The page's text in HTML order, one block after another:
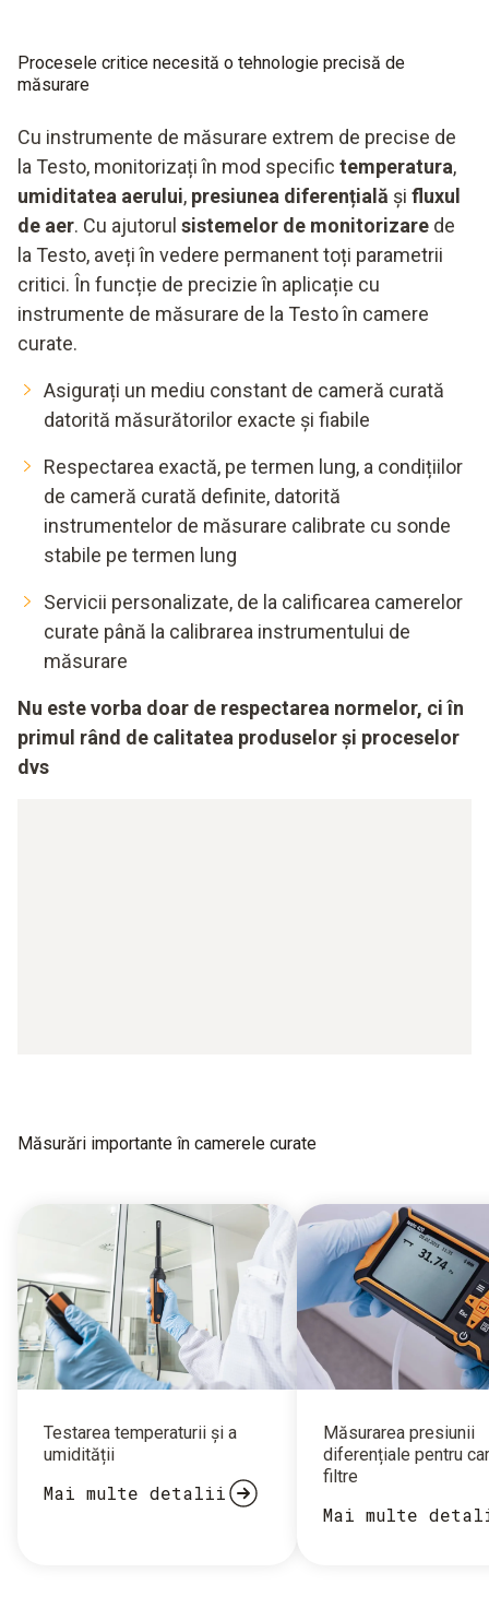
Procesele critice necesită o tehnologie precisă de
măsurare
Cu instrumente de măsurare extrem de precise de
la Testo, monitorizați în mod specific temperatura,
umiditatea aerului, presiunea diferențială și fluxul
de aer. Cu ajutorul sistemelor de monitorizare de
la Testo, aveți în vedere permanent toți parametrii
critici. În funcție de precizie în aplicație cu
instrumente de măsurare de la Testo în camere
curate.
Asigurați un mediu constant de cameră curată
datorită măsurătorilor exacte și fiabile
Respectarea exactă, pe termen lung, a condițiilor
de cameră curată definite, datorită
instrumentelor de măsurare calibrate cu sonde
stabile pe termen lung
Servicii personalizate, de la calificarea camerelor
curate până la calibrarea instrumentului de
măsurare
Nu este vorba doar de respectarea normelor, ci în
primul rând de calitatea produselor și proceselor
dvs
Măsurări importante în camerele curate
Testarea temperaturii și a
umidității
Mai multe detalii
Măsurarea presiunii
diferențiale pentru
filtre
Mai multe